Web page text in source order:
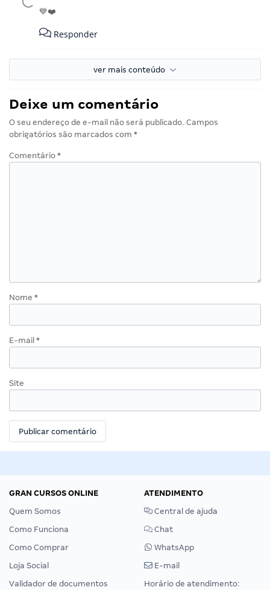
💙❤️
Responder
ver mais conteúdo
Deixe um comentário
O seu endereço de e-mail não será publicado. Campos
obrigatórios são marcados com *
Comentário *
Nome *
E-mail *
Site
GRAN CURSOS ONLINE
Quem Somos
Como Funciona
Como Comprar
Loja Social
Validador de documentos
ATENDIMENTO
Central de ajuda
Chat
WhatsApp
E-mail
Horário de atendimento: